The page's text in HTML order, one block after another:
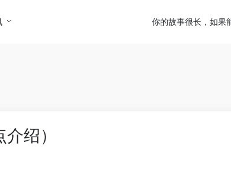
optimization.php 113你的故事很长，如果
绍）